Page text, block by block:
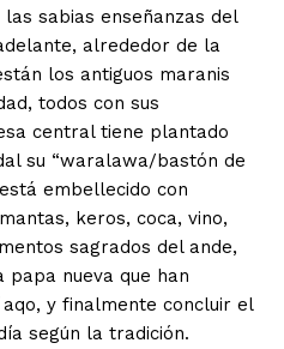
sabias enseñanzas del
alrededor de la
los antiguos maranis
todos con sus
central tiene plantado
su “waralawa/bastón de
embellecido con
keros, coca, vino,
sagrados del ande,
papa nueva que han
y finalmente concluir el
según la tradición.